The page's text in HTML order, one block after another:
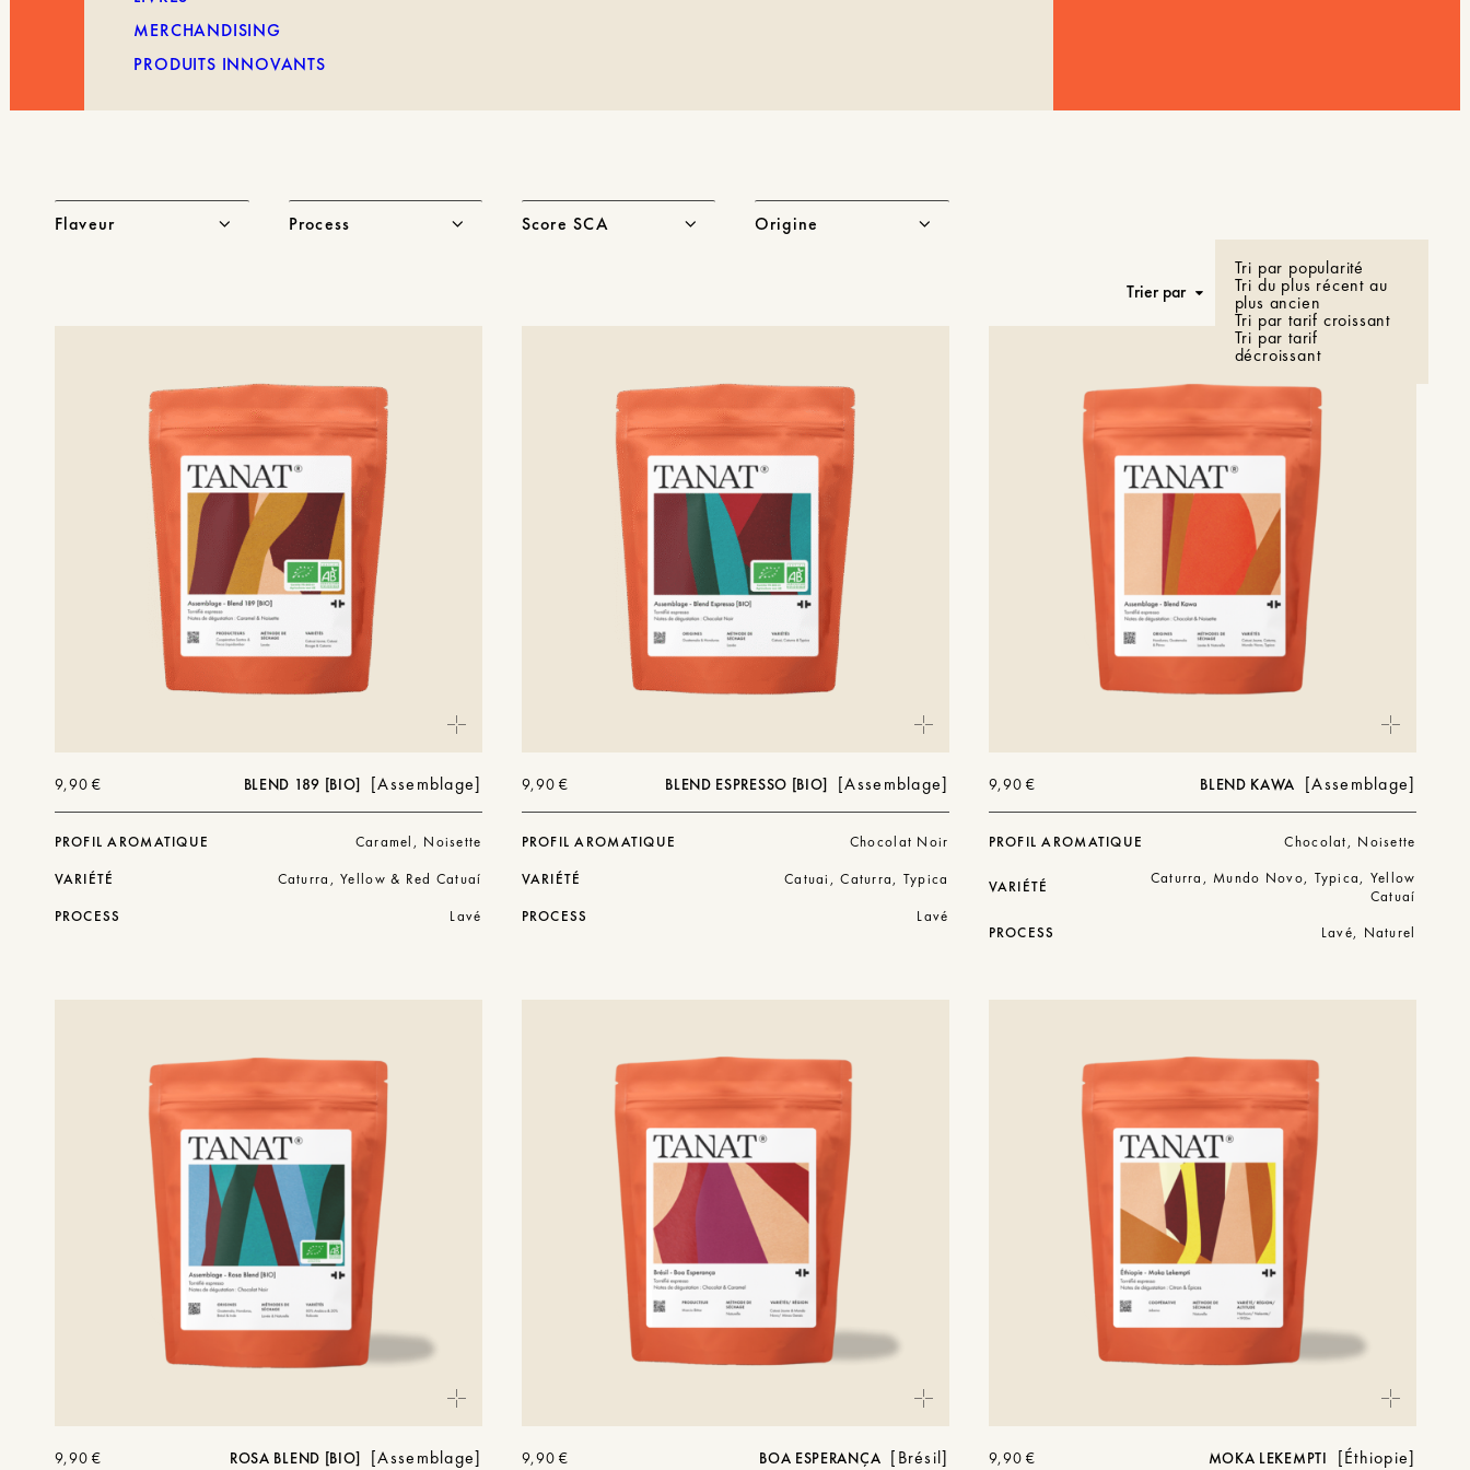
MERCHANDISING
PRODUITS INNOVANTS
Trier par
Tri par popularité
Tri du plus récent au
plus ancien
Tri par tarif croissant
Tri par tarif
décroissant
BLEND 189 [BIO] Assemblage
9,90 €
PROFIL AROMATIQUE
Caramel, Noisette
VARIÉTÉ
Caturra, Yellow & Red Catuaí
PROCESS
Lavé
BLEND ESPRESSO [BIO] Assemblage
9,90 €
PROFIL AROMATIQUE
Chocolat Noir
VARIÉTÉ
Catuai, Caturra, Typica
PROCESS
Lavé
BLEND KAWA Assemblage
9,90 €
PROFIL AROMATIQUE Chocolat, Noisette
VARIÉTÉ
Caturra, Mundo Novo, Typica, Yellow
Catuaí
PROCESS
Lavé, Naturel
ROSA BLEND [BIO] Assemblage
9,90 € BOA ESPERANÇA Brésil
9,90 € MOKA LEKEMPTI Éthiopie
9,90 €